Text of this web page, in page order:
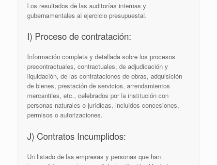
Los resultados de las auditorías internas y
gubernamentales al ejercicio presupuestal.
I) Proceso de contratación:
Información completa y detallada sobre los procesos
precontractuales, contractuales, de adjudicación y
liquidación, de las contrataciones de obras, adquisición
de bienes, prestación de servicios, arrendamientos
mercantiles, etc., celebrados por la institución con
personas naturales o jurídicas, incluidos concesiones,
permisos o autorizaciones.
J) Contratos Incumplidos:
Un listado de las empresas y personas que han